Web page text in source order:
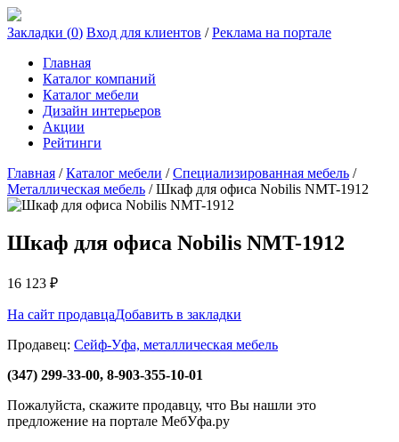
Закладки (0) Вход для клиентов /Реклама на портале
Главная
Каталог компаний
Каталог мебели
Дизайн интерьеров
Акции
Рейтинги
Главная /Каталог мебели /Специализированная мебель /
Металлическая мебель /Шкаф для офиса Nobilis NMT-1912
Шкаф для офиса Nobilis NMT-1912
16 123 ₽
На сайт продавцаДобавить в закладки
Продавец: Сейф-Уфа, металлическая мебель
(347) 299-33-00, 8-903-355-10-01
Пожалуйста, скажите продавцу, что Вы нашли это
предложение на портале МебУфа.ру